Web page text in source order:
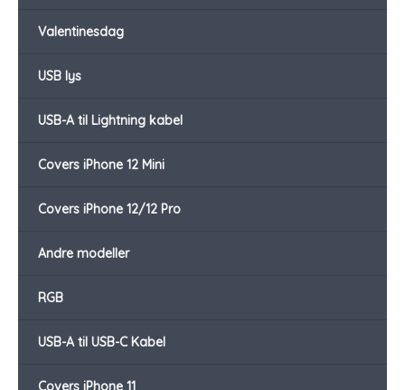
Valentinesdag
USB lys
USB-A til Lightning kabel
Covers iPhone 12 Mini
Covers iPhone 12/12 Pro
Andre modeller
RGB
USB-A til USB-C Kabel
Covers iPhone 11